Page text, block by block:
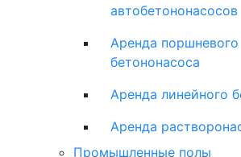
автобетононасосов
Аренда поршневого
бетононасоса
Аренда линейного
Аренда
Промышленные полы